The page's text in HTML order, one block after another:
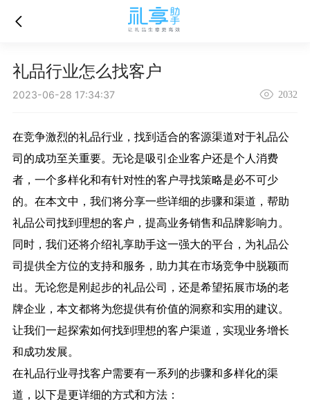
礼品行业怎么找客户
2023-06-28 17:34:37 2032
在竞争激烈的礼品行业，找到适合的客源渠道对于礼品公
司的成功至关重要。无论是吸引企业客户还是个人消费
者，一个多样化和有针对性的客户寻找策略是必不可少
的。在本文中，我们将分享一些详细的步骤和渠道，帮助
礼品公司找到理想的客户，提高业务销售和品牌影响力。
同时，我们还将介绍礼享助手这一强大的平台，为礼品公
司提供全方位的支持和服务，助力其在市场竞争中脱颖而
出。无论您是刚起步的礼品公司，还是希望拓展市场的老
牌企业，本文都将为您提供有价值的洞察和实用的建议。
让我们一起探索如何找到理想的客户渠道，实现业务增长
和成功发展。
在礼品行业寻找客户需要有一系列的步骤和多样化的渠
道，以下是更详细的方式和方法：